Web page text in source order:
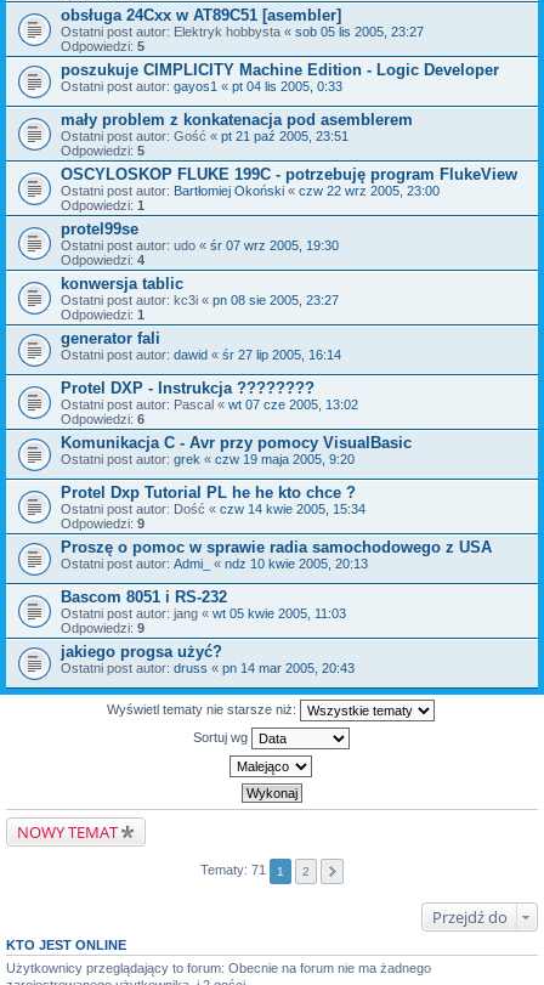
obsługa 24Cxx w AT89C51 [asembler]
Ostatni post autor: Elektryk hobbysta « sob 05 lis 2005, 23:27
Odpowiedzi: 5
poszukuje CIMPLICITY Machine Edition - Logic Developer
Ostatni post autor: gayos1 « pt 04 lis 2005, 0:33
mały problem z konkatenacja pod asemblerem
Ostatni post autor: Gość « pt 21 paź 2005, 23:51
Odpowiedzi: 5
OSCYLOSKOP FLUKE 199C - potrzebuję program FlukeView
Ostatni post autor: Bartłomiej Okoński « czw 22 wrz 2005, 23:00
Odpowiedzi: 1
protel99se
Ostatni post autor: udo « śr 07 wrz 2005, 19:30
Odpowiedzi: 4
konwersja tablic
Ostatni post autor: kc3i « pn 08 sie 2005, 23:27
Odpowiedzi: 1
generator fali
Ostatni post autor: dawid « śr 27 lip 2005, 16:14
Protel DXP - Instrukcja ????????
Ostatni post autor: Pascal « wt 07 cze 2005, 13:02
Odpowiedzi: 6
Komunikacja C - Avr przy pomocy VisualBasic
Ostatni post autor: grek « czw 19 maja 2005, 9:20
Protel Dxp Tutorial PL he he kto chce ?
Ostatni post autor: Dość « czw 14 kwie 2005, 15:34
Odpowiedzi: 9
Proszę o pomoc w sprawie radia samochodowego z USA
Ostatni post autor: Admi_ « ndz 10 kwie 2005, 20:13
Bascom 8051 i RS-232
Ostatni post autor: jang « wt 05 kwie 2005, 11:03
Odpowiedzi: 9
jakiego progsa użyć?
Ostatni post autor: druss « pn 14 mar 2005, 20:43
Wyświetl tematy nie starsze niż:
Sortuj wg
NOWY TEMAT
Tematy: 71 1 2
Przejdź do
KTO JEST ONLINE
Użytkownicy przeglądający to forum: Obecnie na forum nie ma żadnego